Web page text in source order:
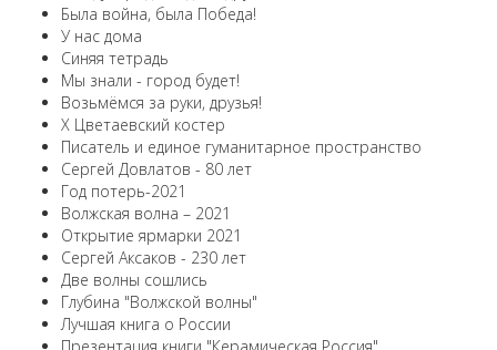
Была война, была Победа!
У нас дома
Синяя тетрадь
Мы знали - город будет!
Возьмёмся за руки, друзья!
X Цветаевский костер
Писатель и единое гуманитарное пространство
Сергей Довлатов - 80 лет
Год потерь-2021
Волжская волна – 2021
Открытие ярмарки 2021
Сергей Аксаков - 230 лет
Две волны сошлись
Глубина "Волжской волны"
Лучшая книга о России